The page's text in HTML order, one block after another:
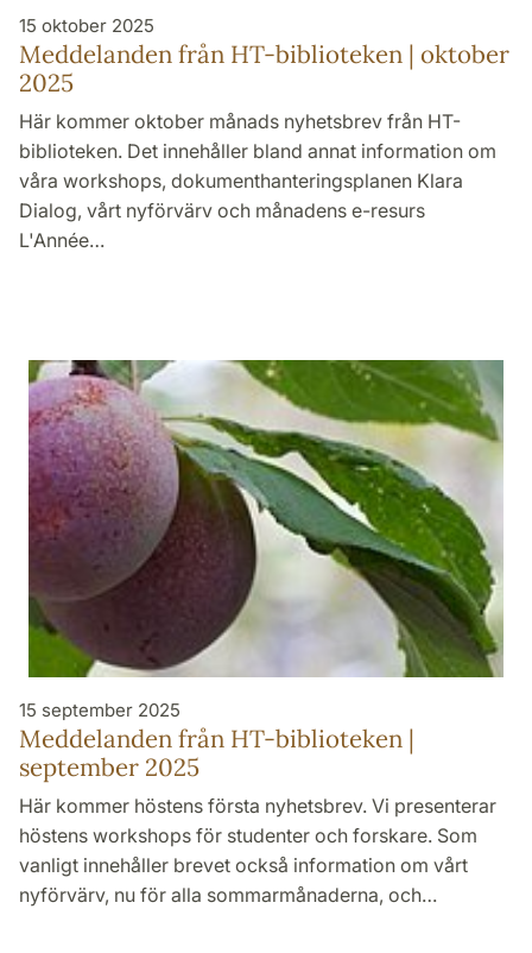
15 oktober 2025
Meddelanden från HT-biblioteken | oktober
2025
Här kommer oktober månads nyhetsbrev från HT-
biblioteken. Det innehåller bland annat information om
våra workshops, dokumenthanteringsplanen Klara
Dialog, vårt nyförvärv och månadens e-resurs
L'Année…
15 september 2025
Meddelanden från HT-biblioteken |
september 2025
Här kommer höstens första nyhetsbrev. Vi presenterar
höstens workshops för studenter och forskare. Som
vanligt innehåller brevet också information om vårt
nyförvärv, nu för alla sommarmånaderna, och…